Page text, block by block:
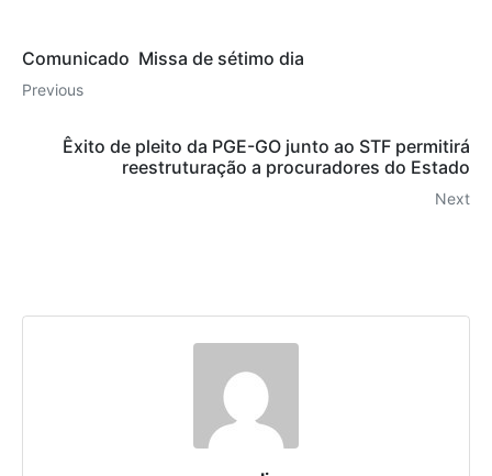
Comunicado  Missa de sétimo dia
Previous
Êxito de pleito da PGE-GO junto ao STF permitirá
reestruturação a procuradores do Estado
Next